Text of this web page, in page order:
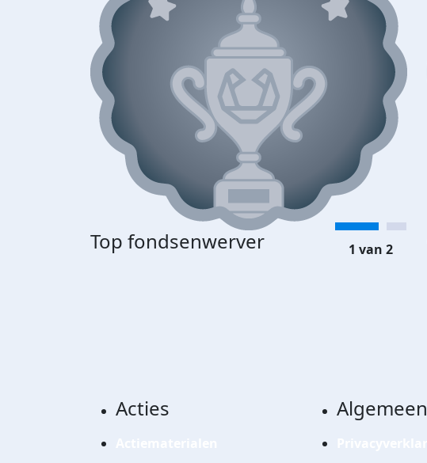
Top fondsenwerver 1 van 2
Acties Algemeen